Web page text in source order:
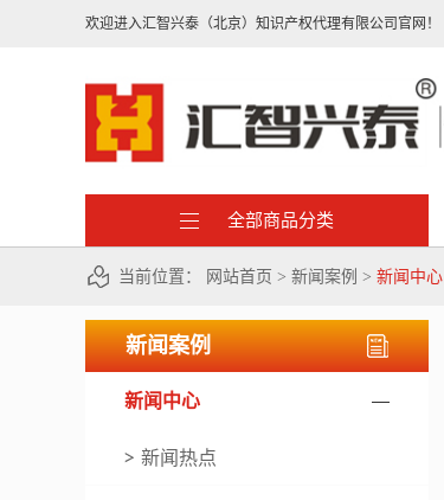
欢迎进入汇智兴泰（北京）知识产权代理有限公司官网！
全部商品分类
当前位置： 网站首页 > 新闻案例 > 新闻中心
新闻案例
新闻中心
新闻热点